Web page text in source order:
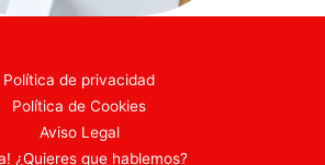
Política de privacidad
Política de Cookies
Aviso Legal
¿Quieres que hablemos?